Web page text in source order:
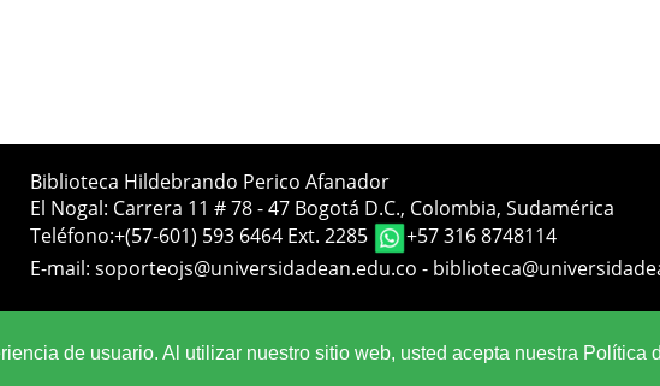
de usuario. Al utilizar nuestro sitio web, usted acepta nuestra Política
Biblioteca Hildebrando Perico Afanador
El Nogal: Carrera 11 # 78 - 47 Bogotá D.C., Colombia, Sudamérica
Teléfono:+(57-601) 593 6464 Ext. 2285
+57 316 8748114
E-mail: soporteojs@universidadean.edu.co -
Sistema OJS - Metabiblioteca |